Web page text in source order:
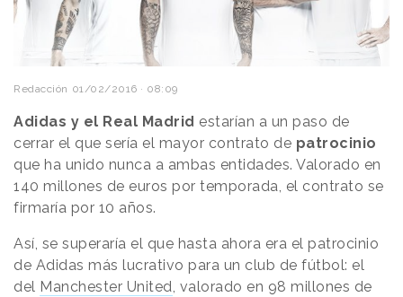
Redacción 01/02/2016 · 08:09
Adidas y el Real Madrid estarían a un paso de
cerrar el que sería el mayor contrato de patrocinio
que ha unido nunca a ambas entidades. Valorado en
140 millones de euros por temporada, el contrato se
firmaría por 10 años.
Así, se superaría el que hasta ahora era el patrocinio
de Adidas más lucrativo para un club de fútbol: el
del Manchester United, valorado en 98 millones de